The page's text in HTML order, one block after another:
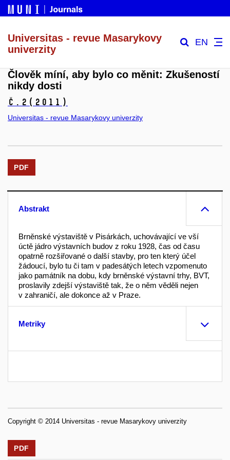
Universitas - revue Masarykovy
univerzity
EN
Člověk míní, aby bylo co měnit: Zkušeností
nikdy dosti
č.2 (2011)
Universitas - revue Masarykovy univerzity
PDF
Abstrakt
Brněnské výstaviště v Pisárkách, uchovávající ve vší
úctě jádro výstavních budov z roku 1928, čas od času
opatrně rozšiřované o další stavby, pro ten který účel
žádoucí, bylo tu či tam v padesátých letech vzpomenuto
jako památník na dobu, kdy brněnské výstavní trhy, BVT,
proslavily zdejší výstaviště tak, že o něm věděli nejen
v zahraničí, ale dokonce až v Praze.
Metriky
Copyright © 2014 Universitas - revue Masarykovy univerzity
PDF